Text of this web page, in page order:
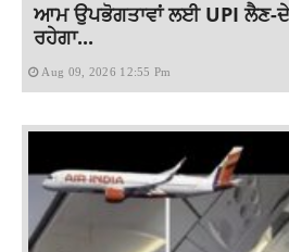
ਆਮ ਉਪਭੋਗਤਾਵਾਂ ਲਈ UPI ਲੈਣ-
ਰਹੇਗਾ...
Aug 09, 2026 12:55 Pm